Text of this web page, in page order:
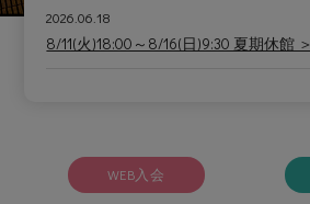
2026.06.18
8/11(火)18:00～8/16(日)9:30 夏期休館 ＞
WEB入会